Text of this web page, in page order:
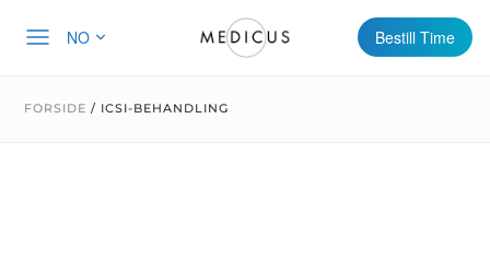
NO Bestill Time
FORSIDE / ICSI-BEHANDLING